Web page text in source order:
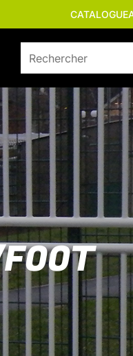
CATALOGUE